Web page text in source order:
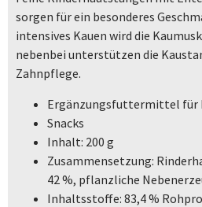
sorgen für ein besonderes
intensives Kauen wird die
nebenbei unterstützen die
Zahnpflege.
Ergänzungsfuttermittel für
Snacks
Inhalt: 200 g
Zusammensetzung:
42 %, pflanzliche
Inhaltsstoffe: 83,4 %